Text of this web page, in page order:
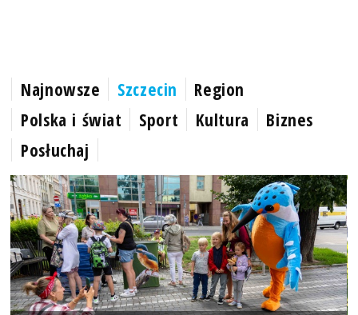
Najnowsze Szczecin
Region
Polska i świat
Sport Kultura
Biznes
Posłuchaj